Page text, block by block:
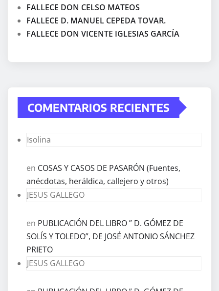
FALLECE DON CELSO MATEOS
FALLECE D. MANUEL CEPEDA TOVAR.
FALLECE DON VICENTE IGLESIAS GARCÍA
COMENTARIOS RECIENTES
Isolina
en COSAS Y CASOS DE PASARÓN (Fuentes,
anécdotas, heráldica, callejero y otros)
JESUS GALLEGO
en PUBLICACIÓN DEL LIBRO ” D. GÓMEZ DE
SOLÍS Y TOLEDO”, DE JOSÉ ANTONIO SÁNCHEZ
PRIETO
JESUS GALLEGO